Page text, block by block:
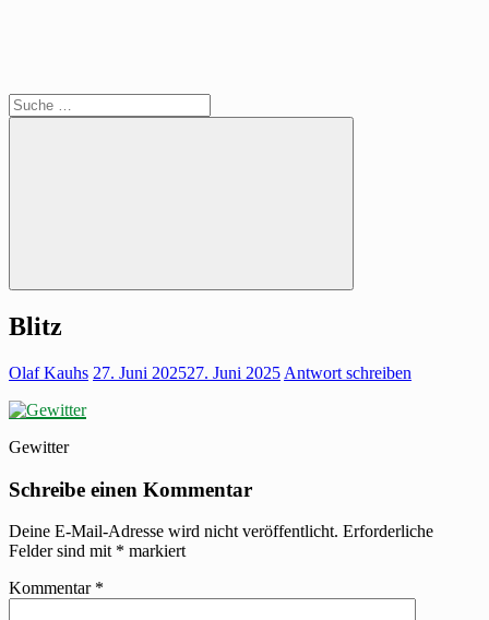
Blitz
Olaf Kauhs 27. Juni 202527. Juni 2025 Antwort schreiben
Gewitter
Schreibe einen Kommentar
Deine E-Mail-Adresse wird nicht veröffentlicht. Erforderliche
Felder sind mit * markiert
Kommentar *